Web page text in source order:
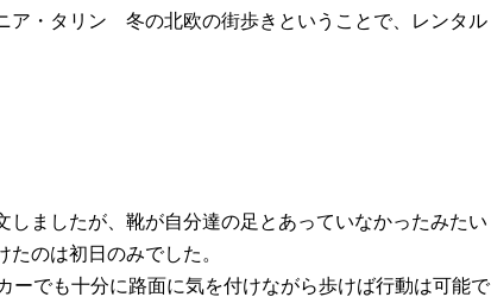
ア・タリン 冬の北欧の街歩きということで、レンタル
しましたが、靴が自分達の足とあっていなかったみたい
のは初日のみでした。
ーでも十分に路面に気を付けながら歩けば行動は可能で